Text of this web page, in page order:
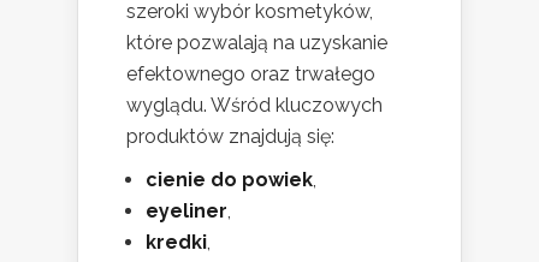
szeroki wybór kosmetyków,
które pozwalają na uzyskanie
efektownego oraz trwałego
wyglądu. Wśród kluczowych
produktów znajdują się:
cienie do powiek
eyeliner
kredki